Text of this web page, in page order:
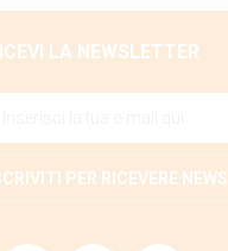
LA NEWSLETTER
PER RICEVERE NEWS